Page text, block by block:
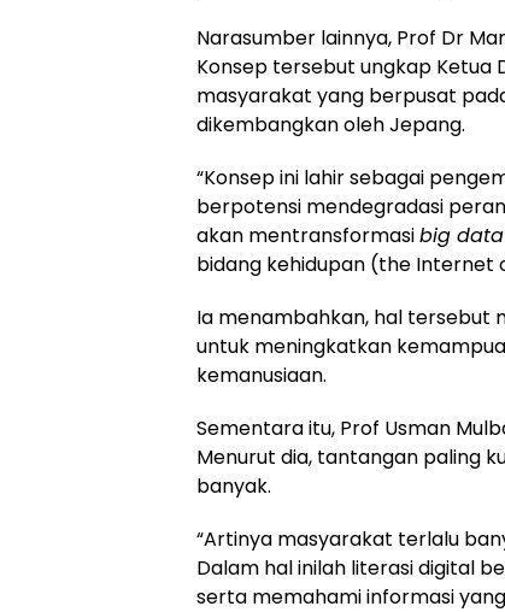
Narasumber lainnya, Prof Dr
Konsep tersebut ungkap Ketua
masyarakat yang berpusat
dikembangkan oleh Jepang.
“Konsep ini lahir sebagai
berpotensi mendegradasi
akan mentransformasibig data
bidang kehidupan (the Internet
Ia menambahkan, hal tersebut
untuk meningkatkan
kemanusiaan.
Sementara itu, Prof Usman
Menurut dia, tantangan paling
banyak.
“Artinya masyarakat terlalu
Dalam hal inilah literasi digital
serta memahami informasi yang